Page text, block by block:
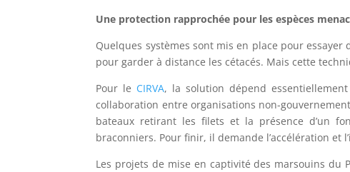
Une protection rapprochée pour les espèces
Quelques systèmes sont mis en place pour
pour garder à distance les cétacés. Mais cette
Pour le CIRVA, la solution dépend
collaboration entre organisations non-
bateaux retirant les filets et la présence d’un
braconniers. Pour finir, il demande l’accélération
Les projets de mise en captivité des marsouins